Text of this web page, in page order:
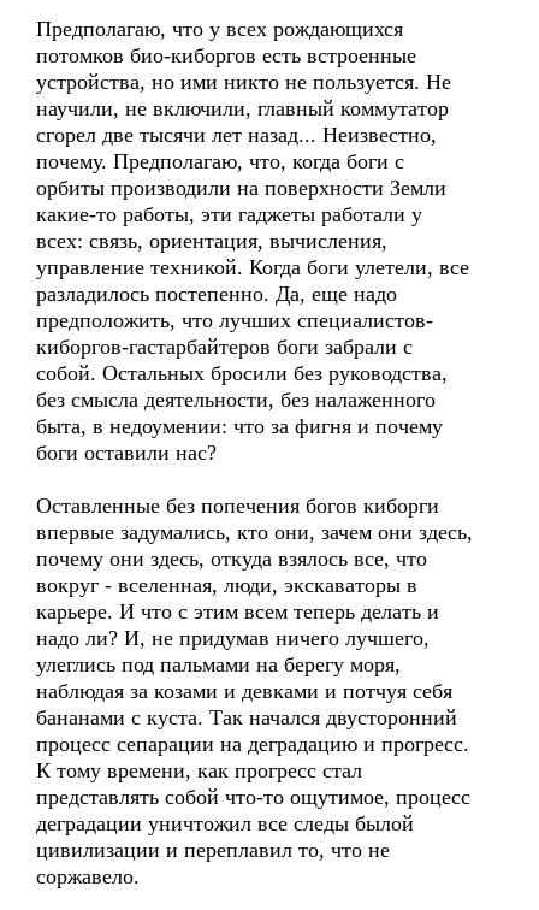
Предполагаю, что у всех рождающихся
потомков био-киборгов есть встроенные
устройства, но ими никто не пользуется. Не
научили, не включили, главный коммутатор
сгорел две тысячи лет назад... Неизвестно,
почему. Предполагаю, что, когда боги с
орбиты производили на поверхности Земли
какие-то работы, эти гаджеты работали у
всех: связь, ориентация, вычисления,
управление техникой. Когда боги улетели, все
разладилось постепенно. Да, еще надо
предположить, что лучших специалистов-
киборгов-гастарбайтеров боги забрали с
собой. Остальных бросили без руководства,
без смысла деятельности, без налаженного
быта, в недоумении: что за фигня и почему
боги оставили нас?
Оставленные без попечения богов киборги
впервые задумались, кто они, зачем они здесь,
почему они здесь, откуда взялось все, что
вокруг - вселенная, люди, экскаваторы в
карьере. И что с этим всем теперь делать и
надо ли? И, не придумав ничего лучшего,
улеглись под пальмами на берегу моря,
наблюдая за козами и девками и потчуя себя
бананами с куста. Так начался двусторонний
процесс сепарации на деградацию и прогресс.
К тому времени, как прогресс стал
представлять собой что-то ощутимое, процесс
деградации уничтожил все следы былой
цивилизации и переплавил то, что не
соржавело.